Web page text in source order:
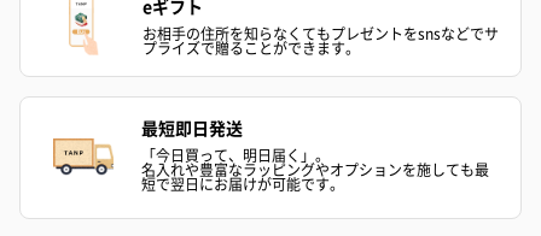
花束ハンドタオル（ピ
ンク）（1,760円）
花束ハンドタオル（ブ
ルー）（1,760円）
ワイト）（
eギフト
お相手の住所を知らなくてもプレゼントをsnsなどでサ
プライズで贈ることができます。
最短即日発送
「今日買って、明日届く」。
名入れや豊富なラッピングやオプションを施しても最
短で翌日にお届けが可能です。